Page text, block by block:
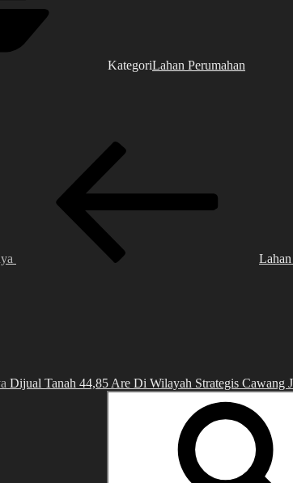
KategoriLahan Perumahan
Dijual Tanah 44,85 Are Di Wilayah Strategis Cawang